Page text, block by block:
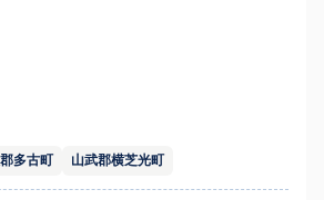
多古町 山武郡横芝光町